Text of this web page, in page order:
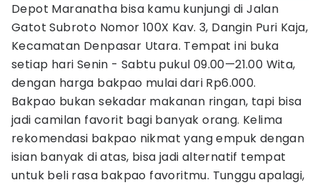
Depot Maranatha bisa kamu kunjungi di Jalan
Gatot Subroto Nomor 100X Kav. 3, Dangin Puri Kaja,
Kecamatan Denpasar Utara. Tempat ini buka
setiap hari Senin - Sabtu pukul 09.00—21.00 Wita,
dengan harga bakpao mulai dari Rp6.000.
Bakpao bukan sekadar makanan ringan, tapi bisa
jadi camilan favorit bagi banyak orang. Kelima
rekomendasi bakpao nikmat yang empuk dengan
isian banyak di atas, bisa jadi alternatif tempat
untuk beli rasa bakpao favoritmu. Tunggu apalagi,